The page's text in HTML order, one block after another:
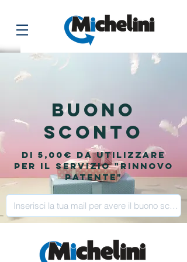
BUONO
SCONTO
di 5,00€ da utilizzare
per il servizio "Rinnovo
patente"